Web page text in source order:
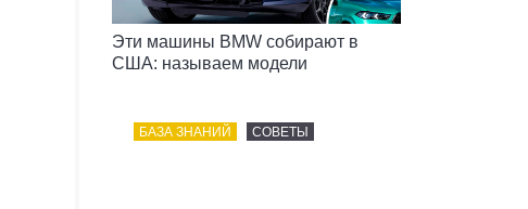
Эти машины BMW собирают в
США: называем модели
БАЗА ЗНАНИЙ СОВЕТЫ